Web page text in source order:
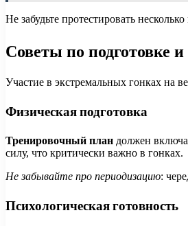
Не забудьте протестировать
Советы по подготовке
Участие в экстремальных гонках на
Физическая подготовка
Тренировочный план должен
силу, что критически важно в гонках.
Не забывайте про периодизацию:
Психологическая готовность